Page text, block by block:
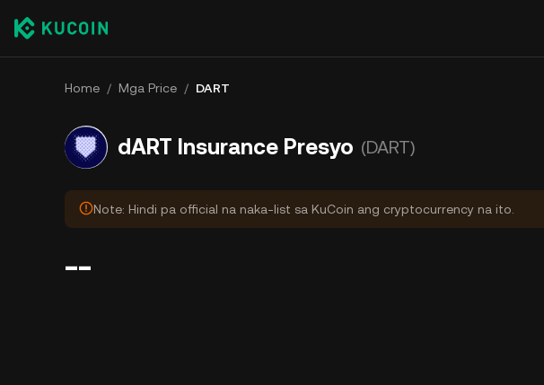
Home / Mga Price / DART
dART Insurance Presyo (DART)
Note: Hindi pa official na naka-list sa KuCoin ang cryptocurrency na ito.
--